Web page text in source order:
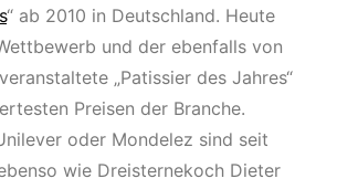
“ ab 2010 in Deutschland. Heute
und der ebenfalls von
veranstaltete „Patissier des Jahres“
Preisen der Branche.
oder Mondelez sind seit
wie Dreisternekoch Dieter